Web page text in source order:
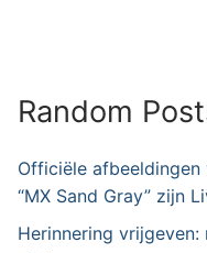
Random
Officiële
“MX Sand Gray” zijn
Herinnering vrijgeven: